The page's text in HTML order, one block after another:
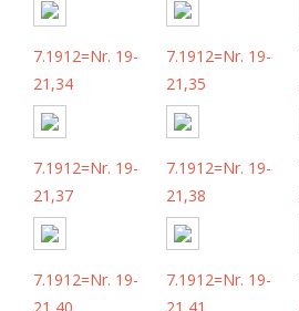
7.1912=Nr. 19-
21,34
7.1912=Nr. 19-
21,35
7.1912=Nr. 19-
21,37
7.1912=Nr. 19-
21,38
7.1912=Nr. 19-
21,40
7.1912=Nr. 19-
21,41